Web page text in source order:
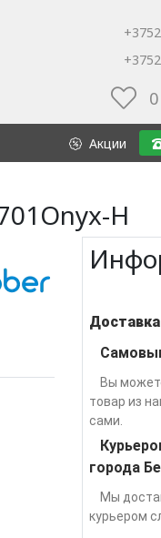
0
Акции
H
Доставка
Вы
товар из
сами.
города
Мы
курьером